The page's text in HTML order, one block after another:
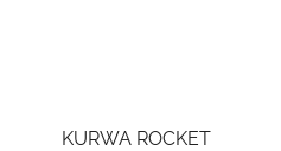
KURWA ROCKET